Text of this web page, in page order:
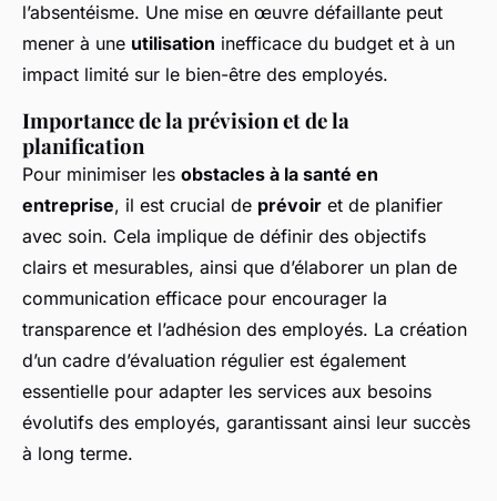
l’absentéisme. Une mise en œuvre défaillante peut
mener à une utilisation inefficace du budget et à un
impact limité sur le bien-être des employés.
Importance de la prévision et de la
planification
Pour minimiser les obstacles à la santé en
entreprise, il est crucial de prévoir et de planifier
avec soin. Cela implique de définir des objectifs
clairs et mesurables, ainsi que d’élaborer un plan de
communication efficace pour encourager la
transparence et l’adhésion des employés. La création
d’un cadre d’évaluation régulier est également
essentielle pour adapter les services aux besoins
évolutifs des employés, garantissant ainsi leur succès
à long terme.